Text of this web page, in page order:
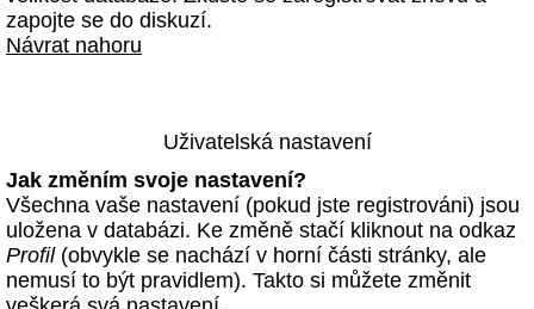
zapojte se do diskuzí.
Návrat nahoru
Uživatelská nastavení
Jak změním svoje nastavení?
Všechna vaše nastavení (pokud jste registrováni) jsou
uložena v databázi. Ke změně stačí kliknout na odkaz
Profil(obvykle se nachází v horní části stránky, ale
nemusí to být pravidlem). Takto si můžete změnit